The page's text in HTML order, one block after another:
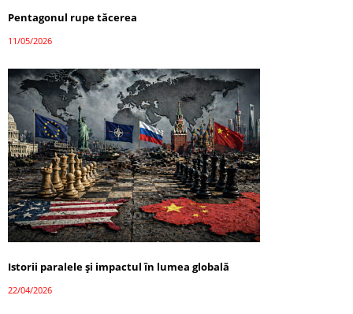
Pentagonul rupe tăcerea
11/05/2026
Istorii paralele și impactul în lumea globală
22/04/2026